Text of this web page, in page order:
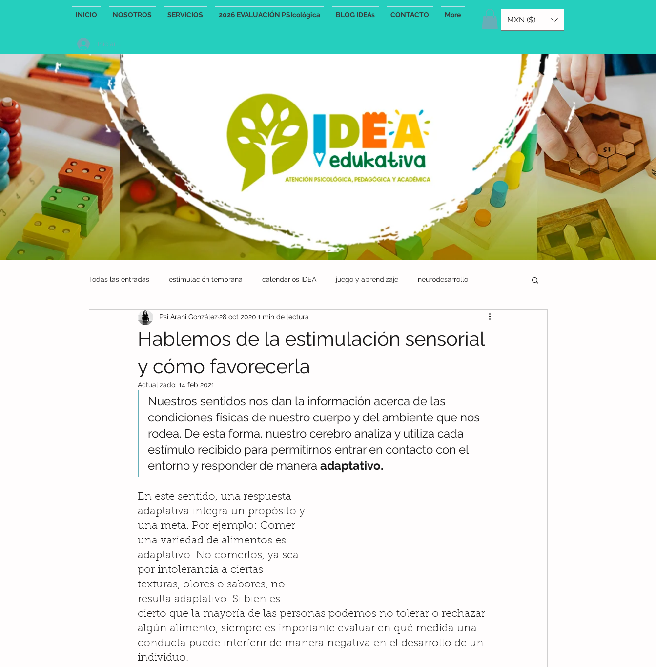
INICIO NOSOTROS SERVICIOS 2026 EVALUACIÓN PSIcológica BLOG IDEAs CONTACTO More
MXN ($)
Iniciar sesión
Todas las entradas estimulación temprana calendarios IDEA juego y aprendizaje neurodesarrollo
Salud mental Pedagogía Terapéutica Comunicación
comunicación asertiva habilidades sociales
Hablemos de la estimulación sensorial
y cómo favorecerla
Psi Arani González28 oct 2020 1 min de lectura
Actualizado: 14 feb 2021
Nuestros sentidos nos dan la información acerca de las
condiciones físicas de nuestro cuerpo y del ambiente que nos
rodea. De esta forma, nuestro cerebro analiza y utiliza cada
estímulo recibido para permitirnos entrar en contacto con el
entorno y responder de manera adaptativo.
En este sentido, una respuesta
adaptativa integra un propósito y
una meta. Por ejemplo: Comer
una variedad de alimentos es
adaptativo. No comerlos, ya sea
por intolerancia a ciertas
texturas, olores o sabores, no
resulta adaptativo. Si bien es
cierto que la mayoría de las personas podemos no tolerar o rechazar
algún alimento, siempre es importante evaluar en qué medida una
conducta puede interferir de manera negativa en el desarrollo de un
individuo.